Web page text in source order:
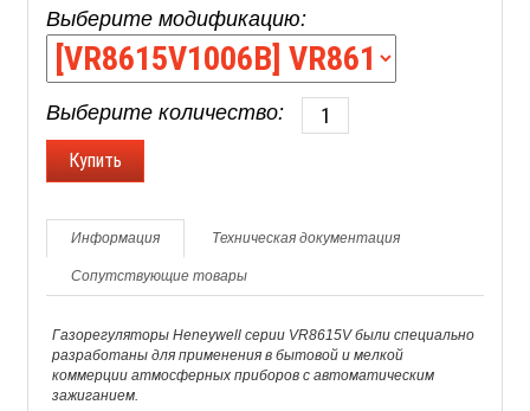
Выберите модификацию:
Выберите количество:
Информация Техническая документация
Сопутствующие товары
Газорегуляторы Heneywell серии VR8615V были специально
разработаны для применения в бытовой и мелкой
коммерции атмосферных приборов с автоматическим
зажиганием.